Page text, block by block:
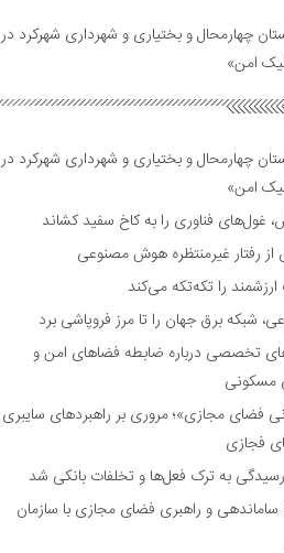
چهارمحال و بختیاری و شهرداری شهرکرد در
امن»
چهارمحال و بختیاری و شهرداری شهرکرد در
امن»
فناوری را به کاخ سفید کشاند
از رفتار غیرمنتظره هوش مصنوعی
را تکه‌تکه می‌کند
برق جهان را تا مرز فروپاشی برد
تخصصی درباره ضابطه فضا‌های امن و
مسکونی
فضای مجازی»؛ مروری بر راهبرد‌های سایبری
فجازی
به ترک فعل‌ها و تخلفات بانکی شد
و راهبری فضای مجازی با سازمان